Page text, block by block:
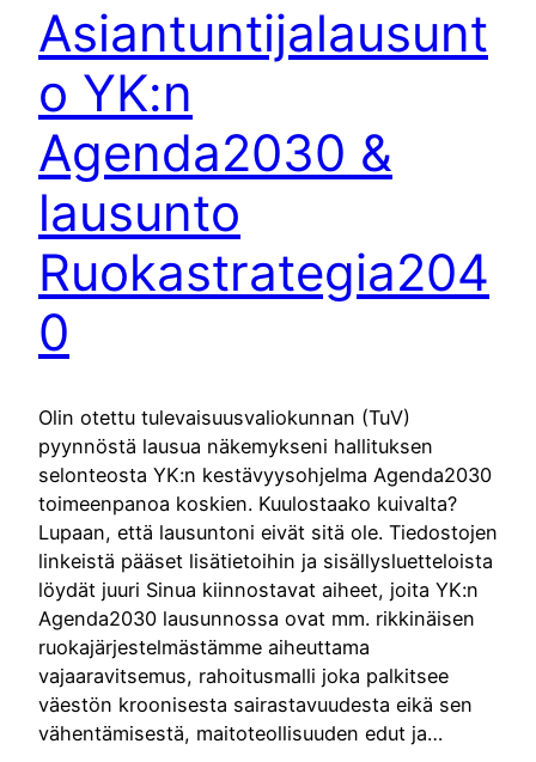
Asiantuntijalausunt
o YK:n
Agenda2030 &
lausunto
Ruokastrategia204
0
Olin otettu tulevaisuusvaliokunnan (TuV)
pyynnöstä lausua näkemykseni hallituksen
selonteosta YK:n kestävyysohjelma Agenda2030
toimeenpanoa koskien. Kuulostaako kuivalta?
Lupaan, että lausuntoni eivät sitä ole. Tiedostojen
linkeistä pääset lisätietoihin ja sisällysluetteloista
löydät juuri Sinua kiinnostavat aiheet, joita YK:n
Agenda2030 lausunnossa ovat mm. rikkinäisen
ruokajärjestelmästämme aiheuttama
vajaaravitsemus, rahoitusmalli joka palkitsee
väestön kroonisesta sairastavuudesta eikä sen
vähentämisestä, maitoteollisuuden edut ja…